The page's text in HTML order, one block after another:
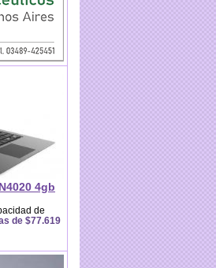
4gb
de
de $77.619